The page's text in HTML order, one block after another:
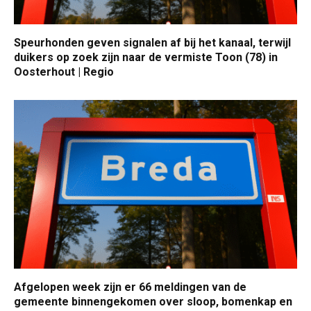
Speurhonden geven signalen af bij het kanaal, terwijl
duikers op zoek zijn naar de vermiste Toon (78) in
Oosterhout | Regio
Afgelopen week zijn er 66 meldingen van de
gemeente binnengekomen over sloop, bomenkap en